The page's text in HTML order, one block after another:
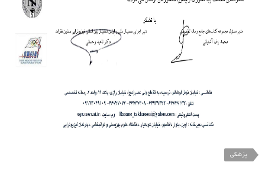
پزشکی